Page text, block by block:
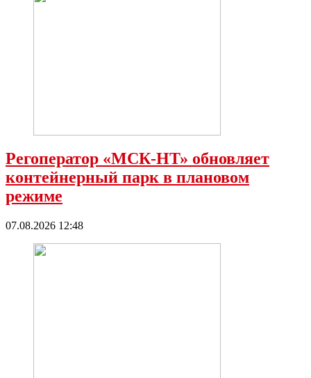
Регоператор «МСК-НТ» обновляет
контейнерный парк в плановом
режиме
07.08.2026 12:48